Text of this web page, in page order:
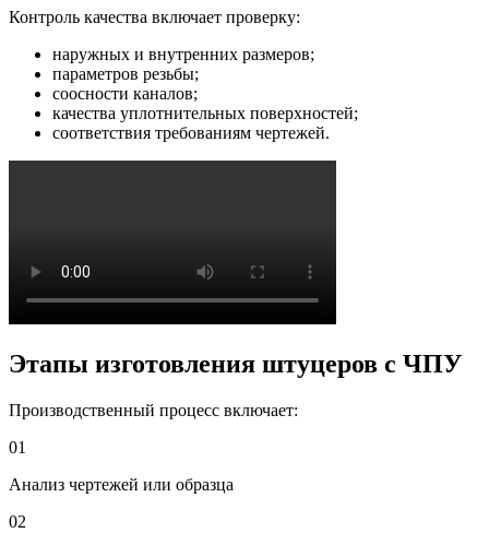
Контроль качества включает проверку:
наружных и внутренних размеров;
параметров резьбы;
соосности каналов;
качества уплотнительных поверхностей;
соответствия требованиям чертежей.
Этапы изготовления штуцеров с ЧПУ
Производственный процесс включает:
01
Анализ чертежей или образца
02